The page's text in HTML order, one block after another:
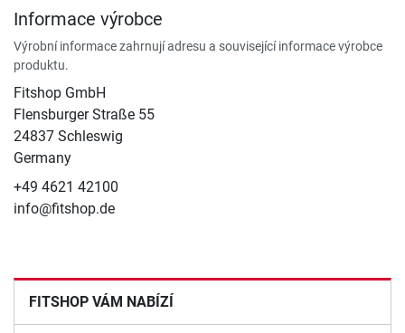
Informace výrobce
Výrobní informace zahrnují adresu a související informace výrobce
produktu.
Fitshop GmbH
Flensburger Straße 55
24837 Schleswig
Germany
+49 4621 42100
info@fitshop.de
FITSHOP VÁM NABÍZÍ